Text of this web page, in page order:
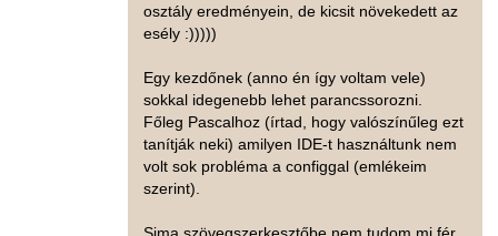
osztály eredményein, de kicsit növekedett az
esély :)))))
Egy kezdőnek (anno én így voltam vele)
sokkal idegenebb lehet parancssorozni.
Főleg Pascalhoz (írtad, hogy valószínűleg ezt
tanítják neki) amilyen IDE-t használtunk nem
volt sok probléma a configgal (emlékeim
szerint).